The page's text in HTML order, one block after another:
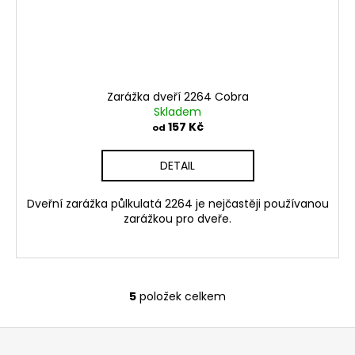
Zarážka dveří 2264 Cobra
Skladem
od 157 Kč
DETAIL
Dveřní zarážka půlkulatá 2264 je nejčastěji používanou
zarážkou pro dveře.
O
v
5 položek celkem
Z